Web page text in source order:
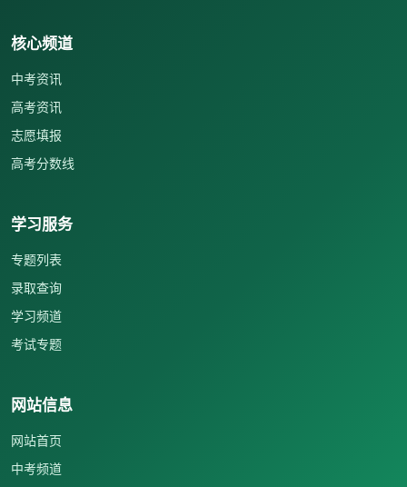
核心频道
中考资讯
高考资讯
志愿填报
高考分数线
学习服务
专题列表
录取查询
学习频道
考试专题
网站信息
网站首页
中考频道